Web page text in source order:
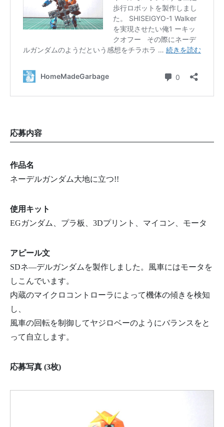
応募内容
作品名
ネーデルガンダム大地に立つ!!
使用キット
EGガンダム、プラ板、3Dプリント、マイコン、モータ
アピール文
SDネ―デルガンダムを製作しました。風車にはモータを
しこんでいます。
内蔵のマイクロコントローラによって機体の傾きを検知
し、
風車の回転を制御してヤジロベーのようにバランスをと
って自立します。
応募写真 (3枚)